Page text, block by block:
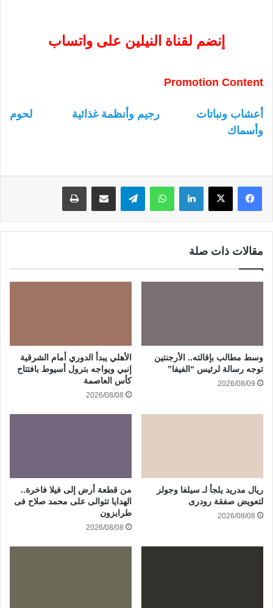
إنضم لقناة النيلين على واتساب
Promotion Content
أعشاب ونباتات رجيم وأنظمة غذائية
لحوم
وأسماك
لينكدإن واتساب
مقالات ذات صلة
وسط مطالب بإقالته.. الأرجنتين
توجه رسالة لرئيس “الفيفا”
2026/08/09
الأهلي يبدأ الدوري أمام الشرقية
إنبي ويواجه بترول أسيوط بافتتاح
كأس العاصمة
2026/08/08
ريال مدريد يلجأ لـ سيلفا وجولر
لتعويض صفقة رودرى
2026/08/08
من قطعة أرض إلى فيلا فاخرة..
الهدايا تتوالى على محمد صلاح فى
طرابزون
2026/08/08